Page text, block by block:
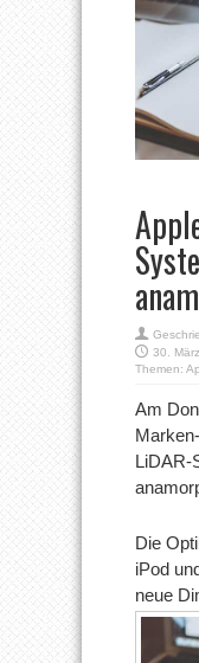
30.
Themen:
Am
LiDAR-
Die
iPod
neue